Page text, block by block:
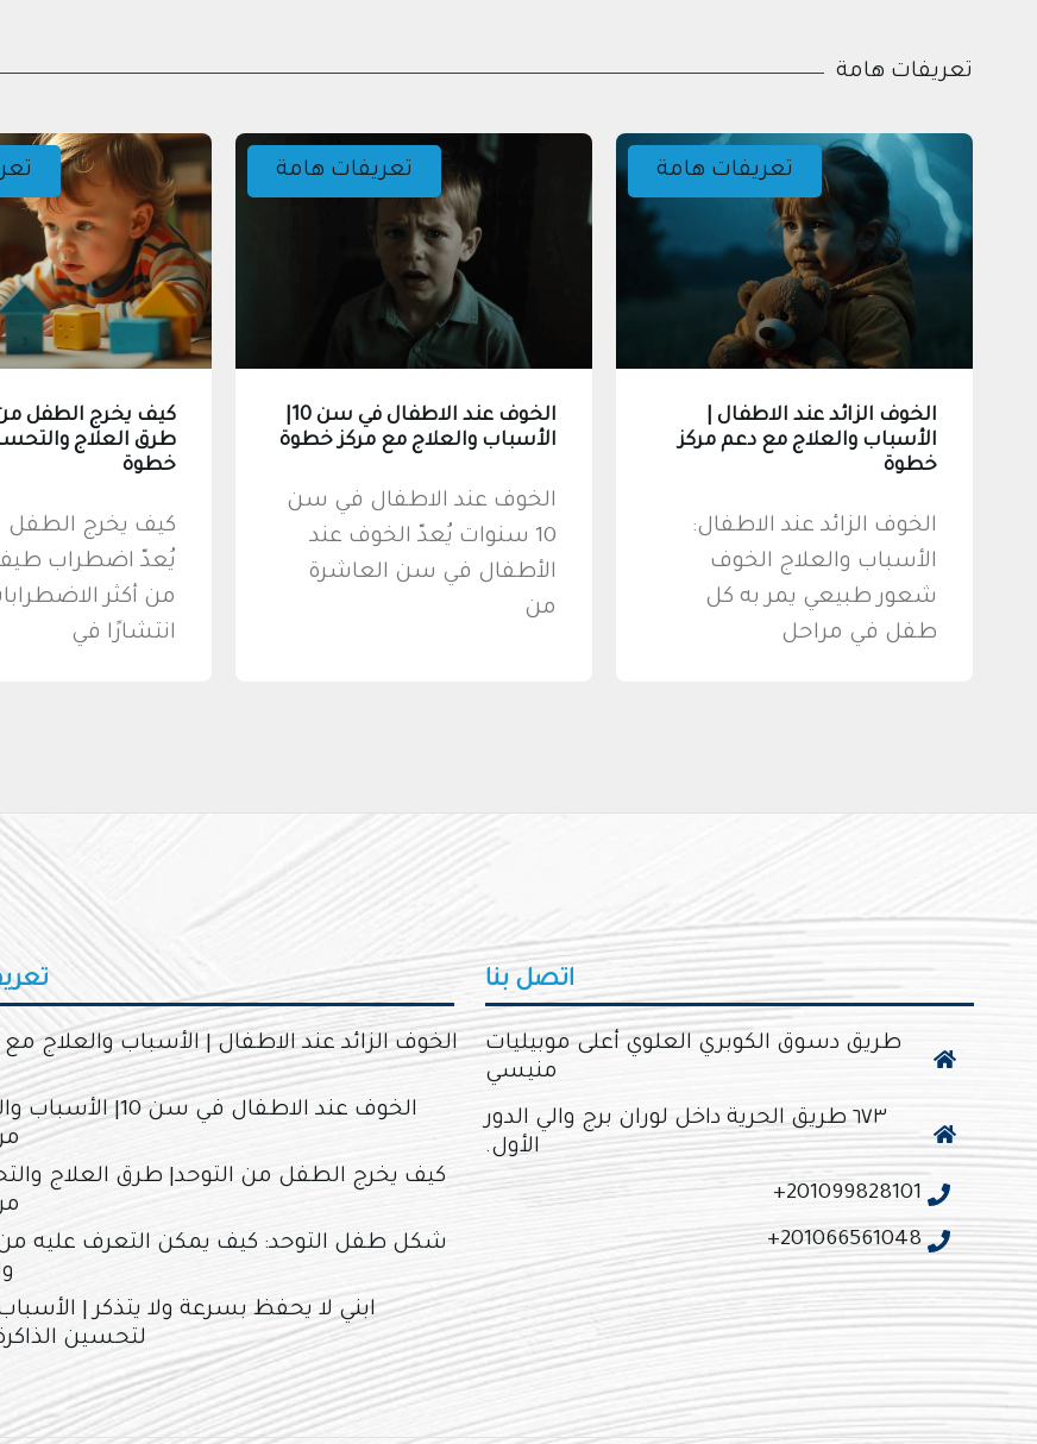
تعريفات هامة
تعريفات هامة
الخوف الزائد عند الاطفال |
الأسباب والعلاج مع دعم مركز
خطوة
الخوف الزائد عند الاطفال:
الأسباب والعلاج الخوف
شعور طبيعي يمر به كل
طفل في مراحل
تعريفات هامة
الأسباب والعلاج مع مركز خطوة
الخوف عند الاطفال في سن
10 سنوات يُعدّ الخوف عند
الأطفال في سن العاشرة
من
كيف يخرج الطفل من
طرق العلاج
خطوة
كيف يخرج الطفل
يُعدّ اضطراب طيف
من أكثر
انتشارًا في
الخوف الزائد عند الاطفال | الأسباب والعلاج
الخوف عند الاطفال في سن
كيف يخرج الطفل من التوحد| طرق العلاج
شكل طفل التوحد: كيف يمكن التعرف عليه من
ابني لا يحفظ بسرعة ولا يتذكر |
لتحسين الذاكرة
اتصل بنا
طريق دسوق الكوبري العلوي أعلى موبيليات
منيسي
٦٧٣ طريق الحرية داخل لوران برج والي الدور
الأول.
⁦+201066561048⁩